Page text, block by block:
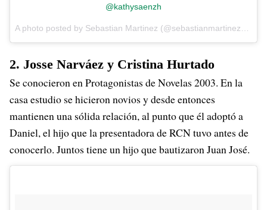
@kathysaenzh
2. Josse Narváez y Cristina Hurtado
Se conocieron en Protagonistas de Novelas 2003. En la
casa estudio se hicieron novios y desde entonces
mantienen una sólida relación, al punto que él adoptó a
Daniel, el hijo que la presentadora de RCN tuvo antes de
conocerlo. Juntos tiene un hijo que bautizaron Juan José.